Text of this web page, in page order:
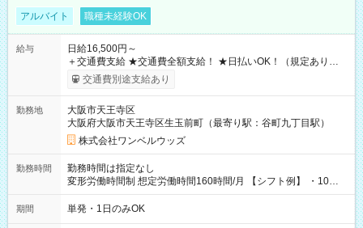
アルバイト 職種未経験OK
給与
日給16,500円～
＋交通費支給 ★交通費全額支給！ ★日払いOK！（規定あり） ┗
働いたその日に現金GET♪ お仕事後はコンビニATMから 日払
交通費別途支給あり
勤務地
大阪市天王寺区
大阪府大阪市天王寺区生玉前町（最寄り駅：谷町九丁目駅）
株式会社ワンベルウッズ
勤務時間
勤務時間は指定なし
変形労働時間制 想定労働時間160時間/月 【シフト例】 ・10：
00～20：00
期間 単発・1日のみOK